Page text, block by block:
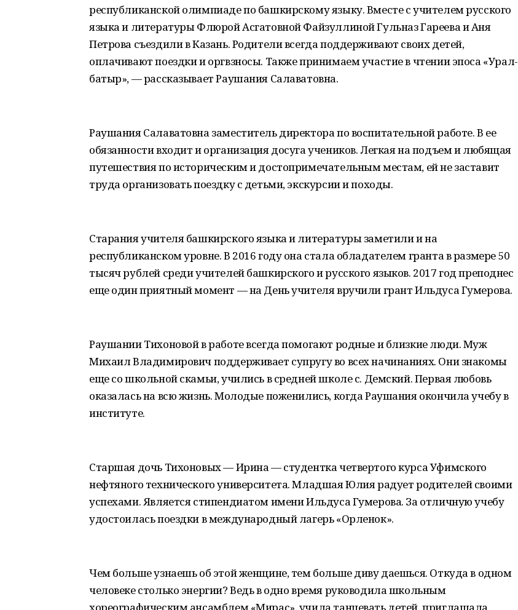
республиканской олимпиаде по башкирскому языку. Вместе с учителем русского
языка и литературы Флюрой Асгатовной Файзуллиной Гульназ Гареева и Аня
Петрова съездили в Казань. Родители всегда поддерживают своих детей,
оплачивают поездки и оргвзносы. Также принимаем участие в чтении эпоса «Урал-
батыр», — рассказывает Раушания Салаватовна.
Раушания Салаватовна заместитель директора по воспитательной работе. В ее
обязанности входит и организация досуга учеников. Легкая на подъем и любящая
путешествия по историческим и достопримечательным местам, ей не заставит
труда организовать поездку с детьми, экскурсии и походы.
Старания учителя башкирского языка и литературы заметили и на
республиканском уровне. В 2016 году она стала обладателем гранта в размере 50
тысяч рублей среди учителей башкирского и русского языков. 2017 год преподнес
еще один приятный момент — на День учителя вручили грант Ильдуса Гумерова.
Раушании Тихоновой в работе всегда помогают родные и близкие люди. Муж
Михаил Владимирович поддерживает супругу во всех начинаниях. Они знакомы
еще со школьной скамьи, учились в средней школе с. Демский. Первая любовь
оказалась на всю жизнь. Молодые поженились, когда Раушания окончила учебу в
институте.
Старшая дочь Тихоновых — Ирина — студентка четвертого курса Уфимского
нефтяного технического университета. Младшая Юлия радует родителей своими
успехами. Является стипендиатом имени Ильдуса Гумерова. За отличную учебу
удостоилась поездки в международный лагерь «Орленок».
Чем больше узнаешь об этой женщине, тем больше диву даешься. Откуда в одном
человеке столько энергии? Ведь в одно время руководила школьным